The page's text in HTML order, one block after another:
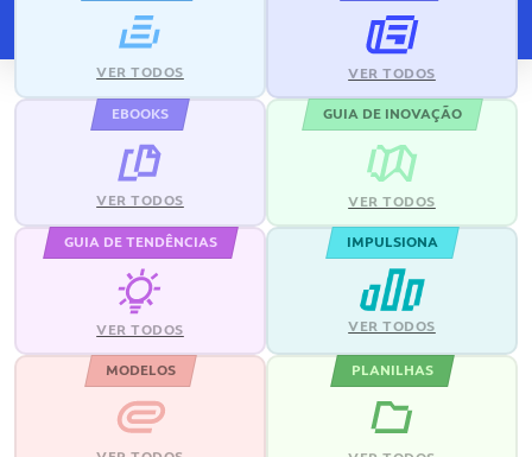
VER TODOS VER TODOS
EBOOKS
VER TODOS
GUIA DE INOVAÇÃO
VER TODOS
GUIA DE TENDÊNCIAS
VER TODOS
IMPULSIONA
VER TODOS
MODELOS PLANILHAS